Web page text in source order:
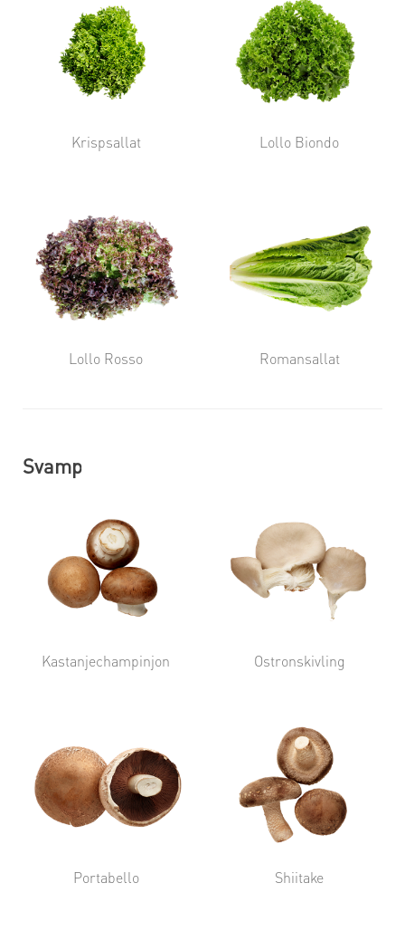
Krispsallat Lollo Biondo
Lollo Rosso Romansallat
Svamp
Kastanjechampinjon Ostronskivling
Portabello Shiitake